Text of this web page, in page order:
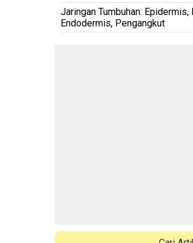
Jaringan Tumbuhan:
Endodermis, Pengangkut